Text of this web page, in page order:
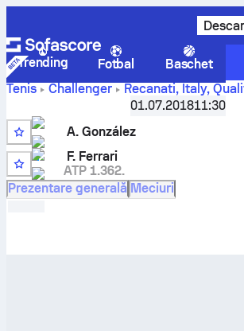
Trending Fotbal Baschet
Tenis
Challenger Recanati, Italy,
Francesco Ferrari
pentru confruntarea directă
01.07.201811:30
4
A. González
WC
F. Ferrari
ATP 1.362.
Prezentare generală Meciuri